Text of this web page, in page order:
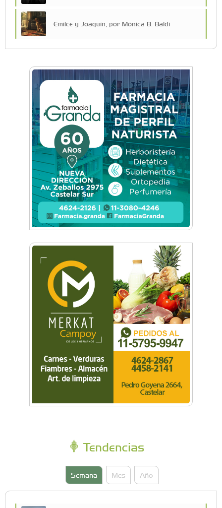
Emilce y Joaquín, por Mónica B. Baldi
El médico de guardia, por Sandra Silvina Serra
Pedaleando la vida, por Haydée Piteo
Un gaucho judio, por Graciela Sáez
Castelar Narco: conocé la nueva novela de
Jorge Colonna que juega con el lado oscuro
del Oeste
Principio, de Pablo Rivas
Blanco y negro, de Juan Carlos Piñeyro
Feliz como un niño, por Luis Sánchez
Berazategui
Tendencias
Semana Mes Año